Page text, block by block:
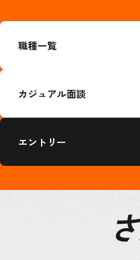
職種一覧
カジュアル面談
エントリー